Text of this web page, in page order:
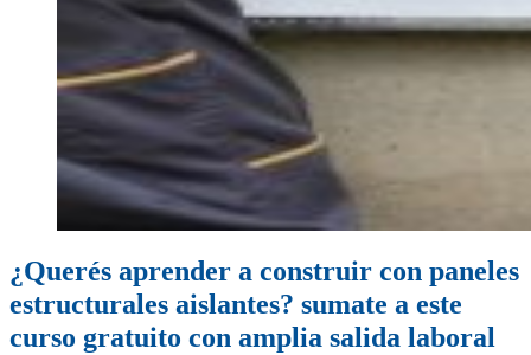
¿Querés aprender a construir con paneles
estructurales aislantes? sumate a este
curso gratuito con amplia salida laboral